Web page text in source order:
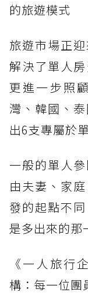
的旅遊模式
旅遊市場正
解決了單人房
更進一步照
灣、韓國、
出6支專屬於
一般的單人
由夫妻、家
發的起點不
是多出來的那
《一人旅行
構：每一位團